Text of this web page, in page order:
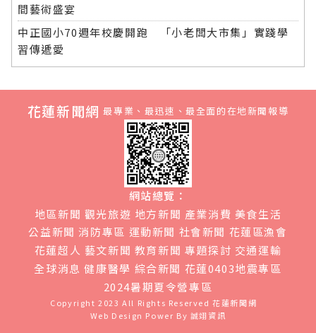
間藝術盛宴
中正國小70週年校慶開跑 「小老闆大市集」實踐學
習傳遞愛
花蓮新聞網 最專業、最迅速、最全面的在地新聞報導
網站總覽：
地區新聞 觀光旅遊 地方新聞 產業消費 美食生活
公益新聞 消防專區 運動新聞 社會新聞 花蓮區漁會
花蓮超人 藝文新聞 教育新聞 專題探討 交通運輸
全球消息 健康醫學 綜合新聞 花蓮0403地震專區
2024暑期夏令營專區
Copyright 2023 All Rights Reserved花蓮新聞網
Web Design Power By 誠翊資訊